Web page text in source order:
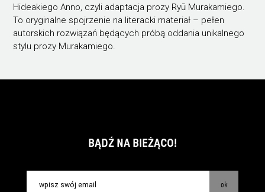
Hideakiego Anno, czyli adaptacja prozy Ryū Murakamiego.
To oryginalne spojrzenie na literacki materiał – pełen
autorskich rozwiązań będących próbą oddania unikalnego
stylu prozy Murakamiego.
BĄDŹ NA BIEŻĄCO!
ok